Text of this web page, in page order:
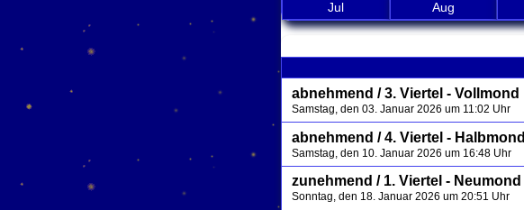
Jul
Aug
abnehmend / 3. Viertel - Vollmond
Samstag, den 03. Januar 2026 um 11:02 Uhr
abnehmend / 4. Viertel - Halbmond
Samstag, den 10. Januar 2026 um 16:48 Uhr
zunehmend / 1. Viertel - Neumond
Sonntag, den 18. Januar 2026 um 20:51 Uhr